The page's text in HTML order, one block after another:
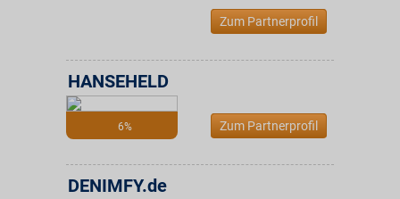
Zum Partnerprofil
6%
HANSEHELD
Zum Partnerprofil
DENIMFY.de